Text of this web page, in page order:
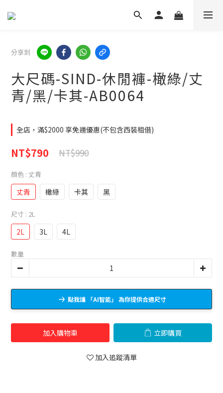
分享到
大尺碼-SIND-休閒褲-橄綠/丈
青/黑/卡其-AB0064
全店，滿$2000 享免運優惠(不包含西裝租借)
NT$790 NT$990
顏色 : 丈青
丈青 橄綠 卡其 黑
尺寸 : 2L
2L 3L 4L
數量
點我讓 「AI智能」 為你提供合適尺寸
加入購物車 立即購買
加入追蹤清單